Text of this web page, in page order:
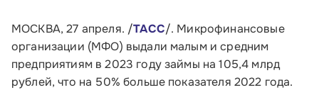
МОСКВА, 27 апреля. /ТАСС/. Микрофинансовые
организации (МФО) выдали малым и средним
предприятиям в 2023 году займы на 105,4 млрд
рублей, что на 50% больше показателя 2022 года.